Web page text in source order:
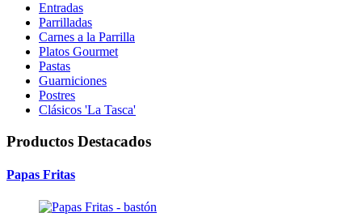
Entradas
Parrilladas
Carnes a la Parrilla
Platos Gourmet
Pastas
Guarniciones
Postres
Clásicos 'La Tasca'
Productos Destacados
Papas Fritas